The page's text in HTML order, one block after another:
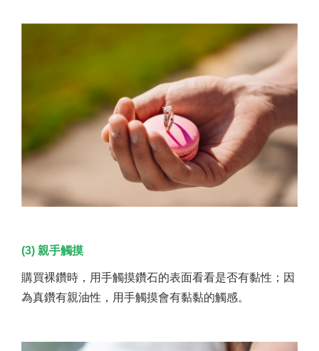
(3) 親手觸摸
購買裸鑽時，用手觸摸鑽石的表面看看是否有黏性；因
為真鑽有親油性，用手觸摸會有黏黏的觸感。